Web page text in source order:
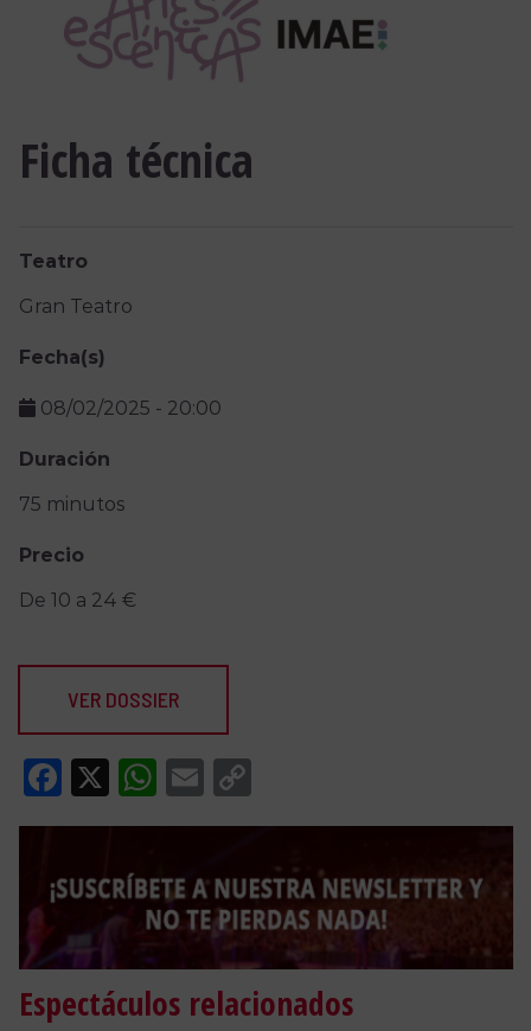
Ficha técnica
Teatro
Gran Teatro
Fecha(s)
08/02/2025 - 20:00
Duración
75 minutos
Precio
De 10 a 24 €
VER DOSSIER
Facebook
X WhatsApp
Email
Link
Espectáculos relacionados